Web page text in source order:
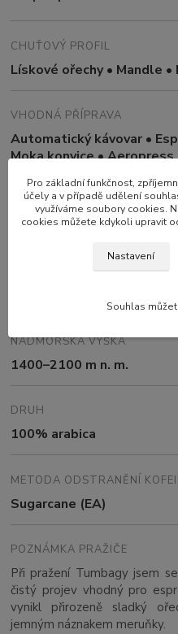
CHUŤOVÝ PROFIL
Lískové ořechy • Mandle •
VHODNÁ PŘÍPRAVA
Automatický kávovar •
Moka konvice •
PŮVOD
Kolumbie – Cauca,
NADMOŘSKÁ VÝŠKA
1400–2100 m n. m.
DRUH
100% arabica
METODA ODSTRANĚNÍ
Sugarcane (EA)
POZNÁMKA PRAŽIČE
Při pražení Tumbagy jsem
čistý projev vhodný pro
vynikl přirozeně sladký
jemným náznakem meruňky.
Pro základní funkčnost,
účely a v případě udělení
využíváme soubory cookies.
cookies můžete kdykoli upravit
Nastavení
Souhlas